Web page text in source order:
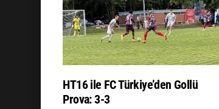
HT16 ile FC Türkiye’den Gollü
Prova: 3-3